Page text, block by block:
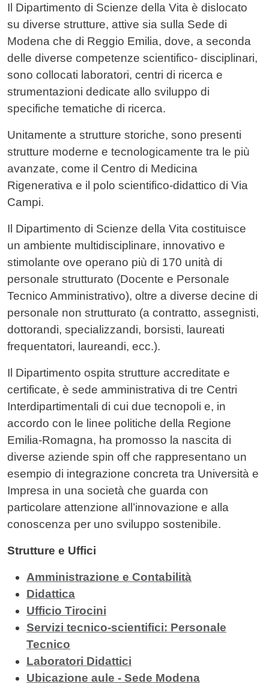
Contenuto
Il Dipartimento di Scienze della Vita è dislocato
su diverse strutture, attive sia sulla Sede di
Modena che di Reggio Emilia, dove, a seconda
delle diverse competenze scientifico- disciplinari,
sono collocati laboratori, centri di ricerca e
strumentazioni dedicate allo sviluppo di
specifiche tematiche di ricerca.
Unitamente a strutture storiche, sono presenti
strutture moderne e tecnologicamente tra le più
avanzate, come il Centro di Medicina
Rigenerativa e il polo scientifico-didattico di Via
Campi.
Il Dipartimento di Scienze della Vita costituisce
un ambiente multidisciplinare, innovativo e
stimolante ove operano più di 170 unità di
personale strutturato (Docente e Personale
Tecnico Amministrativo), oltre a diverse decine di
personale non strutturato (a contratto, assegnisti,
dottorandi, specializzandi, borsisti, laureati
frequentatori, laureandi, ecc.).
Il Dipartimento ospita strutture accreditate e
certificate, è sede amministrativa di tre Centri
Interdipartimentali di cui due tecnopoli e, in
accordo con le linee politiche della Regione
Emilia-Romagna, ha promosso la nascita di
diverse aziende spin off che rappresentano un
esempio di integrazione concreta tra Università e
Impresa in una società che guarda con
particolare attenzione all’innovazione e alla
conoscenza per uno sviluppo sostenibile.
Strutture e Uffici
Amministrazione e Contabilità
Didattica
Ufficio Tirocini
Servizi tecnico-scientifici: Personale
Tecnico
Laboratori Didattici
Ubicazione aule - Sede Modena